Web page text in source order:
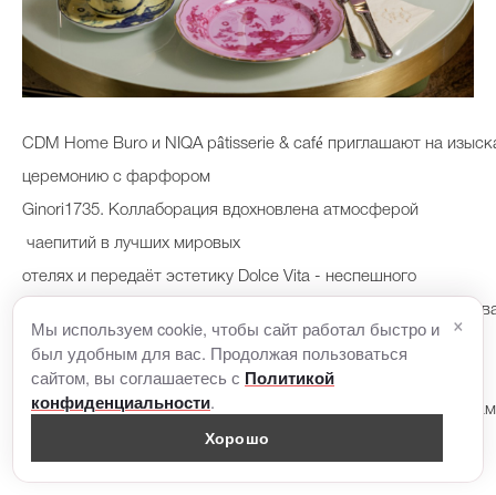
CDM Home Buro и NIQA pâtisserie & café приглашают на
церемонию с фарфором
Ginori1735. Коллаборация вдохновлена атмосферой
чаепитий в лучших мировых
отелях и передаёт эстетику Dolce Vita - неспешного
удовольствия, где каждая деталь продумана до
Во время чаепития гости смогут насладиться авторскими
десертами от NIQA,
поданными на культовом фарфоре Ginori1735, и чаем от
Мы используем cookie, чтобы сайт работал быстро и
был удобным для вас. Продолжая пользоваться
сайтом, вы соглашаетесь с Политикой
конфиденциальности.
Хорошо
×